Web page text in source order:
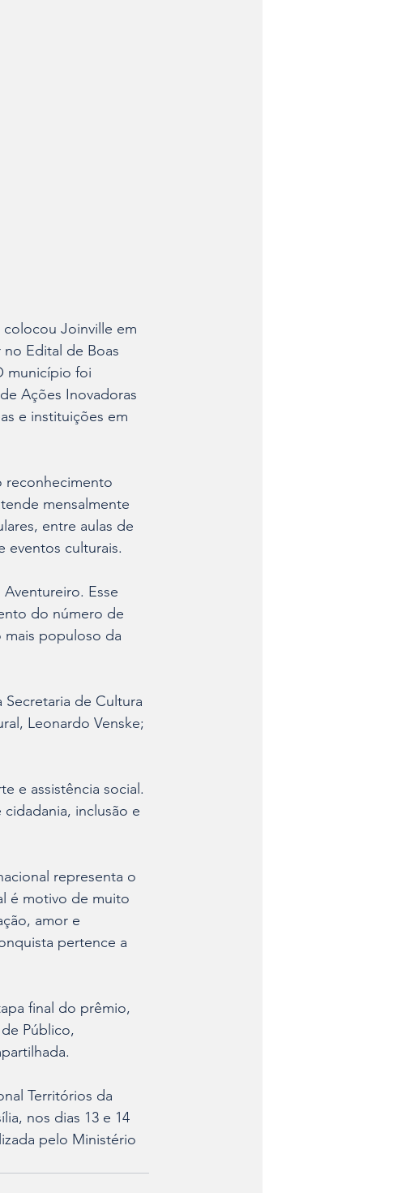
Joinville em
Edital de Boas
município foi
Ações Inovadoras
e instituições em
reconhecimento
mensalmente
entre aulas de
eventos culturais.
Esse
do número de
mais populoso da
de Cultura
Leonardo Venske;
e assistência social.
inclusão e
representa o
é motivo de muito
amor e
pertence a
final do prêmio,
Público,
Territórios da
nos dias 13 e 14
pelo Ministério